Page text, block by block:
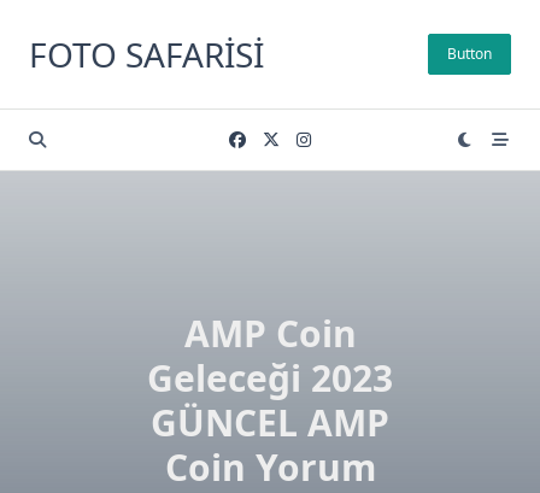
content
FOTO SAFARISI Button
AMP Coin
Geleceği 2023
GÜNCEL AMP
Coin Yorum